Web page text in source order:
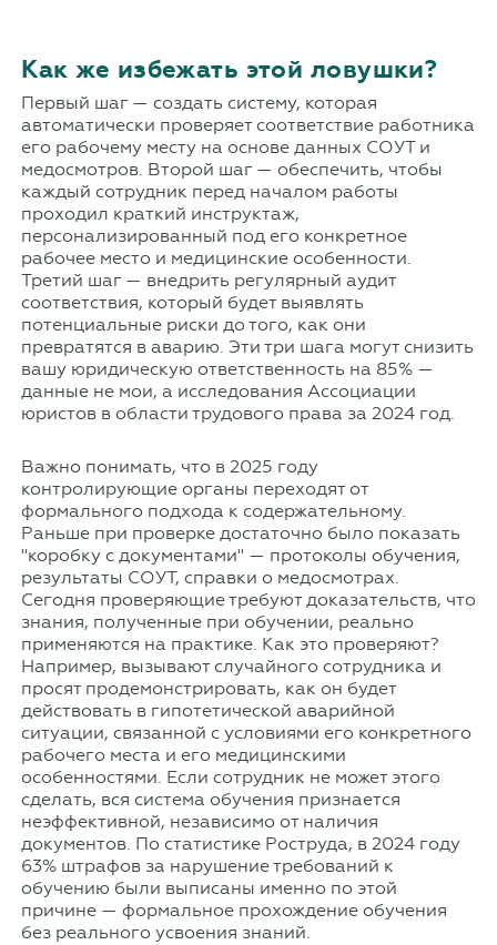
Как же избежать этой ловушки?
Первый шаг — создать систему, которая
автоматически проверяет соответствие работника
его рабочему месту на основе данных СОУТ и
медосмотров. Второй шаг — обеспечить, чтобы
каждый сотрудник перед началом работы
проходил краткий инструктаж,
персонализированный под его конкретное
рабочее место и медицинские особенности.
Третий шаг — внедрить регулярный аудит
соответствия, который будет выявлять
потенциальные риски до того, как они
превратятся в аварию. Эти три шага могут снизить
вашу юридическую ответственность на 85% —
данные не мои, а исследования Ассоциации
юристов в области трудового права за 2024 год.
Важно понимать, что в 2025 году
контролирующие органы переходят от
формального подхода к содержательному.
Раньше при проверке достаточно было показать
"коробку с документами" — протоколы обучения,
результаты СОУТ, справки о медосмотрах.
Сегодня проверяющие требуют доказательств, что
знания, полученные при обучении, реально
применяются на практике. Как это проверяют?
Например, вызывают случайного сотрудника и
просят продемонстрировать, как он будет
действовать в гипотетической аварийной
ситуации, связанной с условиями его конкретного
рабочего места и его медицинскими
особенностями. Если сотрудник не может этого
сделать, вся система обучения признается
неэффективной, независимо от наличия
документов. По статистике Роструда, в 2024 году
63% штрафов за нарушение требований к
обучению были выписаны именно по этой
причине — формальное прохождение обучения
без реального усвоения знаний.